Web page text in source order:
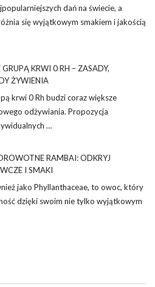
dań na świecie, a
się wyjątkowym smakiem i jakością
KRWI 0 RH – ZASADY,
ŻYWIENIA
krwi 0 Rh budzi coraz większe
odżywiania. Propozycja
…
RAMBAI: ODKRYJ
I SMAKI
jako Phyllanthaceae, to owoc, który
dzięki swoim nie tylko wyjątkowym